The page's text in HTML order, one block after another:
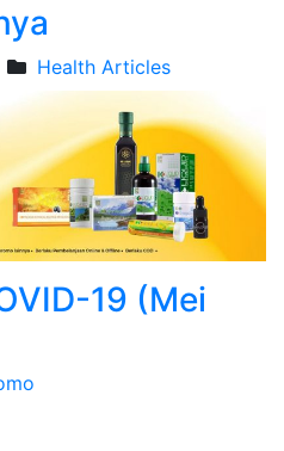
Health Articles
19 (Mei